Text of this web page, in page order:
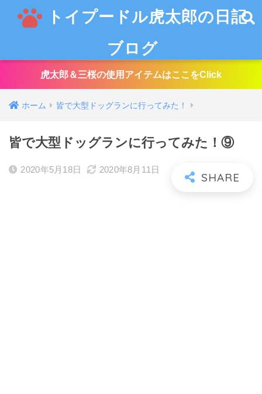
トイプードル虎太郎の日記
ブログ
虎太郎＆三桜の使用アイテムはここをClick
ホーム 皆で大型ドッグランに行ってみた！
皆で大型ドッグランに行ってみた！⑨
2020年5月18日 2020年8月11日